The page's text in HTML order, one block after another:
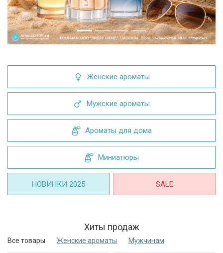
Женские ароматы
Мужские ароматы
Ароматы для дома
Миниатюры
НОВИНКИ 2025 SALE
Хиты продаж
Все товары Женские ароматы Мужчинам